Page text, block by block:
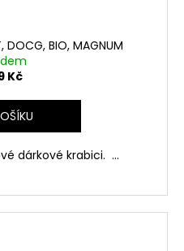
DOCG, BIO, MAGNUM
Kč
dárkové krabici. ...